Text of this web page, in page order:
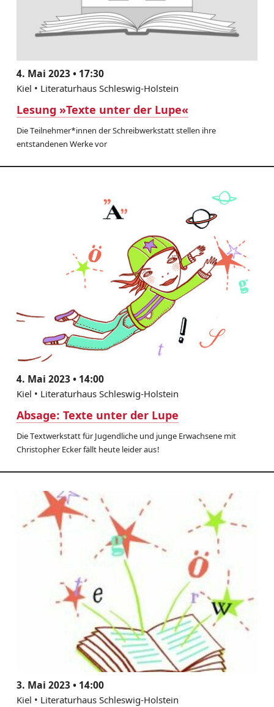
4. Mai 2023 • 17:30
Kiel • Literaturhaus Schleswig-Holstein
Lesung »Texte unter der Lupe«
Die Teilnehmer*innen der Schreibwerkstatt stellen ihre
entstandenen Werke vor
4. Mai 2023 • 14:00
Kiel • Literaturhaus Schleswig-Holstein
Absage: Texte unter der Lupe
Die Textwerkstatt für Jugendliche und junge Erwachsene mit
Christopher Ecker fällt heute leider aus!
3. Mai 2023 • 14:00
Kiel • Literaturhaus Schleswig-Holstein